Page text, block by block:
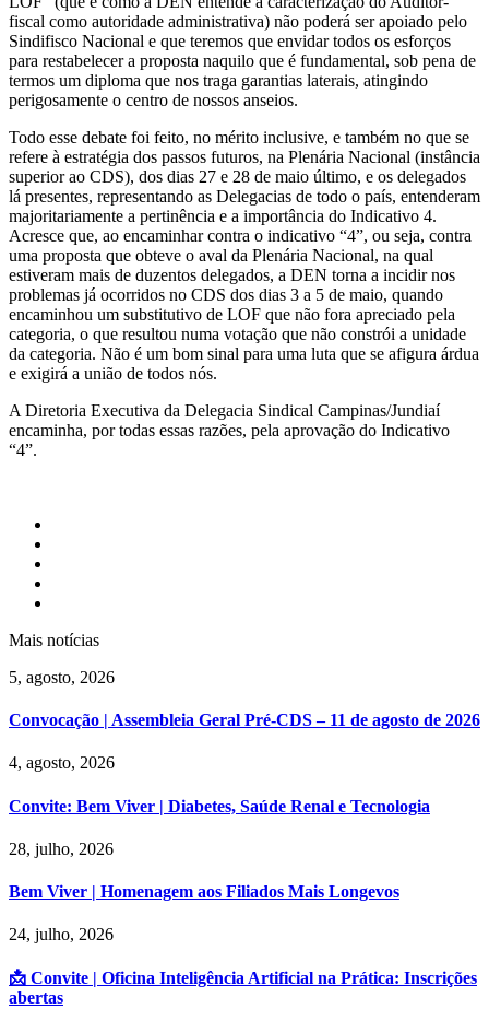
fiscal como autoridade administrativa) não poderá ser apoiado pelo
Sindifisco Nacional e que teremos que envidar todos os esforços
para restabelecer a proposta naquilo que é fundamental, sob pena de
termos um diploma que nos traga garantias laterais, atingindo
perigosamente o centro de nossos anseios.
Todo esse debate foi feito, no mérito inclusive, e também no que se
refere à estratégia dos passos futuros, na Plenária Nacional (instância
superior ao CDS), dos dias 27 e 28 de maio último, e os delegados
lá presentes, representando as Delegacias de todo o país, entenderam
majoritariamente a pertinência e a importância do Indicativo 4.
Acresce que, ao encaminhar contra o indicativo “4”, ou seja, contra
uma proposta que obteve o aval da Plenária Nacional, na qual
estiveram mais de duzentos delegados, a DEN torna a incidir nos
problemas já ocorridos no CDS dos dias 3 a 5 de maio, quando
encaminhou um substitutivo de LOF que não fora apreciado pela
categoria, o que resultou numa votação que não constrói a unidade
da categoria. Não é um bom sinal para uma luta que se afigura árdua
e exigirá a união de todos nós.
A Diretoria Executiva da Delegacia Sindical Campinas/Jundiaí
encaminha, por todas essas razões, pela aprovação do Indicativo
“4”.
Mais notícias
5, agosto, 2026
Convocação | Assembleia Geral Pré-CDS – 11 de agosto de 2026
4, agosto, 2026
Convite: Bem Viver | Diabetes, Saúde Renal e Tecnologia
28, julho, 2026
Bem Viver | Homenagem aos Filiados Mais Longevos
24, julho, 2026
📩 Convite | Oficina Inteligência Artificial na Prática: Inscrições
abertas